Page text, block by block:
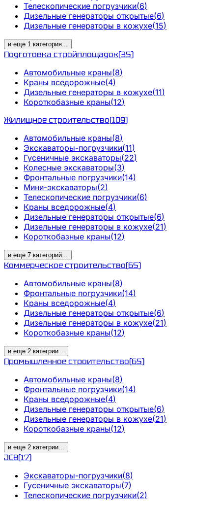
Телескопические погрузчики(6)
Дизельные генераторы открытые(6)
Дизельные генераторы в кожухе(15)
и еще 1 категория...
Подготовка стройплощадок(35)
Автомобильные краны(8)
Краны вседорожные(4)
Дизельные генераторы в кожухе(11)
Короткобазные краны(12)
Жилищное строительство(109)
Автомобильные краны(8)
Экскаваторы-погрузчики(11)
Гусеничные экскаваторы(22)
Колесные экскаваторы(3)
Фронтальные погрузчики(14)
Мини-экскаваторы(2)
Телескопические погрузчики(6)
Краны вседорожные(4)
Дизельные генераторы открытые(6)
Дизельные генераторы в кожухе(21)
Короткобазные краны(12)
и еще 7 категорий...
Коммерческое строительство(65)
Автомобильные краны(8)
Фронтальные погрузчики(14)
Краны вседорожные(4)
Дизельные генераторы открытые(6)
Дизельные генераторы в кожухе(21)
Короткобазные краны(12)
и еще 2 категрии...
Промышленное строительство(65)
Автомобильные краны(8)
Фронтальные погрузчики(14)
Краны вседорожные(4)
Дизельные генераторы открытые(6)
Дизельные генераторы в кожухе(21)
Короткобазные краны(12)
и еще 2 категрии...
JCB(17)
Экскаваторы-погрузчики(8)
Гусеничные экскаваторы(7)
Телескопические погрузчики(2)